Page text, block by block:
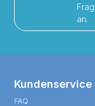
an.
Kundenservice
FAQ